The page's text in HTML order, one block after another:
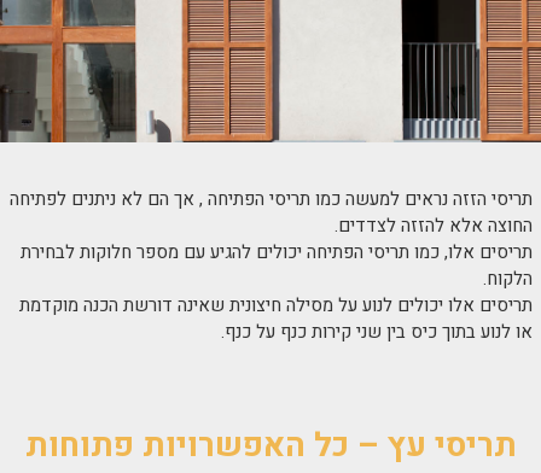
תריסי הזזה נראים למעשה כמו תריסי הפתיחה , אך הם לא ניתנים לפתיחה
החוצה אלא להזזה לצדדים.
תריסים אלו, כמו תריסי הפתיחה יכולים להגיע עם מספר חלוקות לבחירת
הלקוח.
תריסים אלו יכולים לנוע על מסילה חיצונית שאינה דורשת הכנה מוקדמת
או לנוע בתוך כיס בין שני קירות כנף על כנף.
תריסי עץ – כל האפשרויות פתוחות